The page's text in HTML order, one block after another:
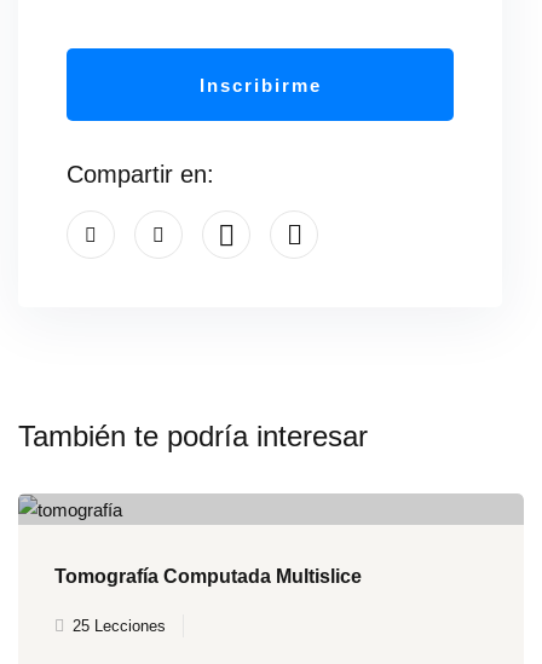
Inscribirme
Compartir en:
También te podría interesar
Tomografía Computada Multislice
25 Lecciones